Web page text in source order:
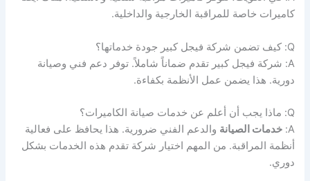
كاميرات خاصة للمراقبة الخارجية والداخلية.
Q: كيف تضمن شركة فيجل كبير جودة خدماتها؟
A: شركة فيجل كبير تقدم ضماناً شاملاً. توفر دعم فني وصيانة
دورية. هذا يضمن عمل الأنظمة بكفاءة.
Q: ماذا يجب أن أعلم عن خدمات صيانة الكاميرات؟
A: خدمات الصيانة والدعم الفني ضرورية. هذا يحافظ على فعالية
أنظمة المراقبة. من المهم اختيار شركة تقدم هذه الخدمات بشكل
دوري.